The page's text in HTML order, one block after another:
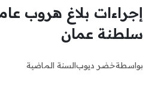
إجراءات بلاغ هروب
سلطنة عمان
بواسطةخضر ديوبالسنة الماضية